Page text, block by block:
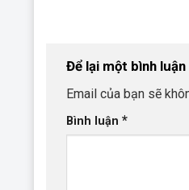
Để lại một bình luận
Email của bạn sẽ
Bình luận *